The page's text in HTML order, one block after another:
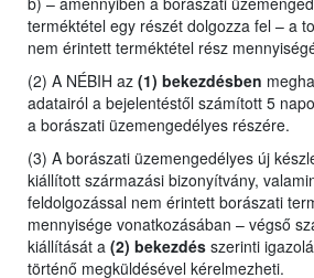
terméktétel egy részét dolgozza fel – a
nem érintett terméktétel rész
(2) A NÉBIH az (1) bekezdésben
adatairól a bejelentéstől számított 5
a borászati üzemengedélyes részére.
(3) A borászati üzemengedélyes új
kiállított származási bizonyítvány,
feldolgozással nem érintett borászati
mennyisége vonatkozásában – végső
kiállítását a (2) bekezdés szerinti
történő megküldésével kérelmezheti.